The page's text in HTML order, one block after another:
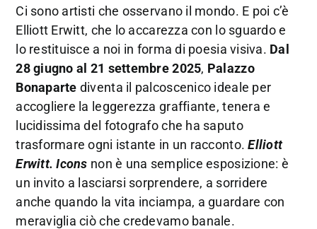
Ci sono artisti che osservano il mondo. E poi c’è
Elliott Erwitt, che lo accarezza con lo sguardo e
lo restituisce a noi in forma di poesia visiva. Dal
28 giugno al 21 settembre 2025, Palazzo
Bonaparte diventa il palcoscenico ideale per
accogliere la leggerezza graffiante, tenera e
lucidissima del fotografo che ha saputo
trasformare ogni istante in un racconto.Elliott
Erwitt. Icons non è una semplice esposizione: è
un invito a lasciarsi sorprendere, a sorridere
anche quando la vita inciampa, a guardare con
meraviglia ciò che credevamo banale.